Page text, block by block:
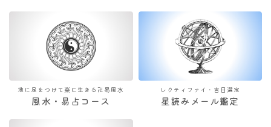
地に足をつけて楽に生きる卍易風水
風水・易占コース
レクティファイ・吉日選定
星読みメール鑑定